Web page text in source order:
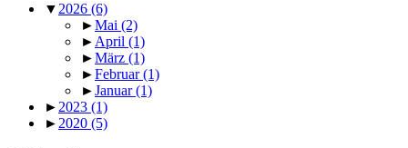
▼ 2026 (6)
►Mai (2)
► April (1)
►März (1)
►Februar(1)
►Januar(1)
► 2023 (1)
► 2020 (5)